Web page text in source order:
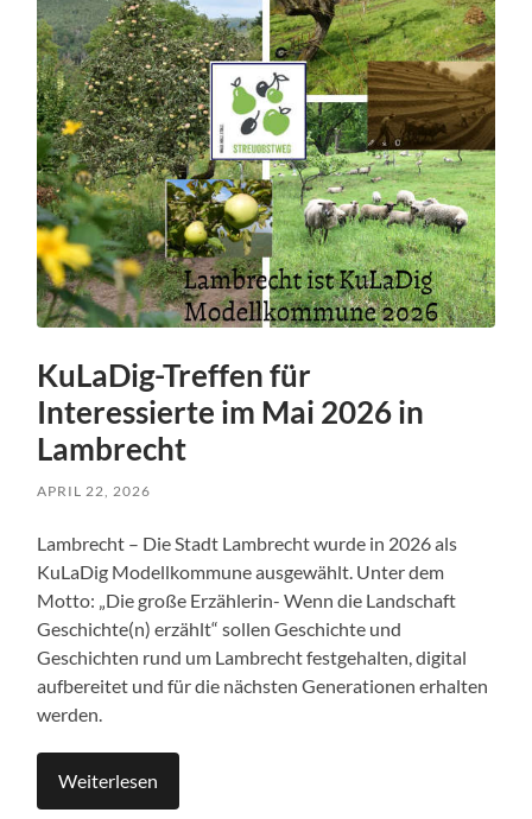
KuLaDig-Treffen für
Interessierte im Mai 2026 in
Lambrecht
APRIL 22, 2026
Lambrecht – Die Stadt Lambrecht wurde in 2026 als
KuLaDig Modellkommune ausgewählt. Unter dem
Motto: „Die große Erzählerin- Wenn die Landschaft
Geschichte(n) erzählt“ sollen Geschichte und
Geschichten rund um Lambrecht festgehalten, digital
aufbereitet und für die nächsten Generationen erhalten
werden.
Weiterlesen